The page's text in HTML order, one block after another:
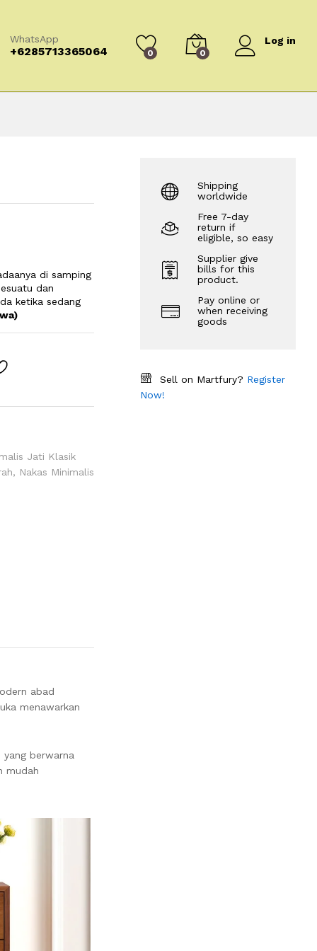
WhatsApp
+6285713365064 0 0
Log in
di samping
dan
ketika sedang
Jati Klasik
, Nakas Minimalis
abad
menawarkan
yang berwarna
mudah
Shipping
worldwide
Free 7-day
return if
eligible, so easy
Supplier give
bills for this
product.
Pay online or
when receiving
goods
Sell on Martfury? Register
Now!